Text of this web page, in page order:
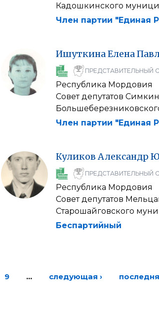
Кадошкинского
Член партии "Единая
ИшуткинаЕлена
ПРЕДСТАВИТЕЛЬНЫЙ
Республика Мордовия
Совет депутатов
Член партии "Единая
Куликов Александр
ПРЕДСТАВИТЕЛЬНЫЙ
Республика Мордовия
Совет депутатов
Старошайговского
Беспартийный
9 … следующая ›